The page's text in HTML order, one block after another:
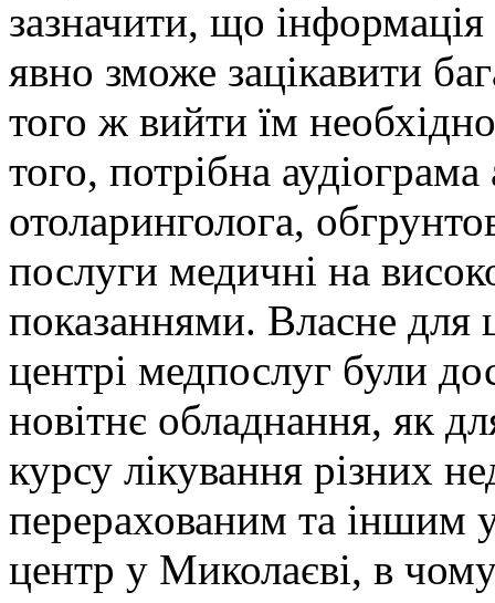
зазначити, що
явно зможе зацікавити
того ж вийти їм
того, потрібна
отоларинголога,
послуги медичні на
показаннями. Власне для
центрі медпослуг були
новітнє обладнання, як
курсу лікування різних
перерахованим та іншим
центр у Миколаєві, в чому